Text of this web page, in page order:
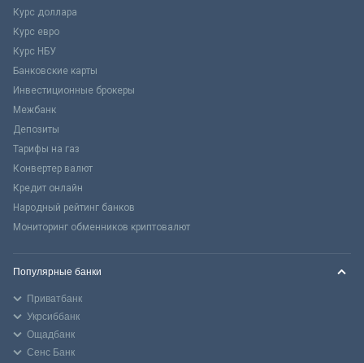
Курс доллара
Курс евро
Курс НБУ
Банковские карты
Инвестиционные брокеры
Межбанк
Депозиты
Тарифы на газ
Конвертер валют
Кредит онлайн
Народный рейтинг банков
Мониторинг обменников криптовалют
Популярные банки
Приватбанк
Укрсиббанк
Ощадбанк
Сенс Банк